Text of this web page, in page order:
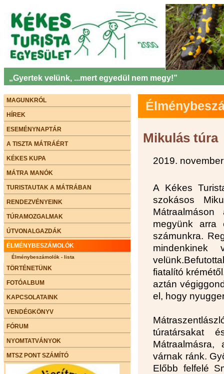
„Gyertek velünk, ...mert egyedül nem megy!”
MAGUNKRÓL
HÍREK
ESEMÉNYNAPTÁR
A TISZTA MÁTRÁÉRT
KÉKES KUPA
MÁTRA MANÓK
TURISTAUTAK A MÁTRÁBAN
RENDEZVÉNYEINK
TÚRAMOZGALMAK
ÚTVONALGAZDÁK
ÉLMÉNYBESZÁMOLÓK
Élménybeszámolók - lista
TÖRTÉNETÜNK
FOTÓALBUM
KAPCSOLATAINK
VENDÉGKÖNYV
FÓRUM
NYOMTATVÁNYOK
MTSZ PONT SZÁMÍTÓ
Mikulás túra
2019.
A Kékes
szokásos
megyünk
számunkra.
mindenkinek
fiatalító
aztán
el, hogy
túratársakat
várnak ránk.
Előbb felfelé